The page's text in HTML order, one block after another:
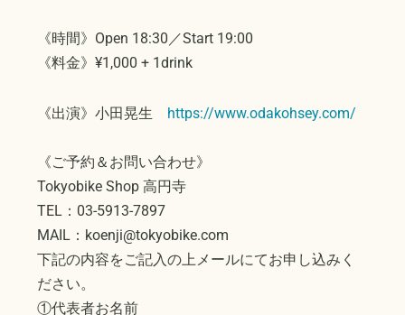
《時間》Open 18:30／Start 19:00
《料金》¥1,000 + 1drink
《出演》小田晃生 https://www.odakohsey.com/
《ご予約＆お問い合わせ》
Tokyobike Shop 高円寺
TEL：03-5913-7897
MAIL：koenji@tokyobike.com
下記の内容をご記入の上メールにてお申し込みく
ださい。
①代表者お名前